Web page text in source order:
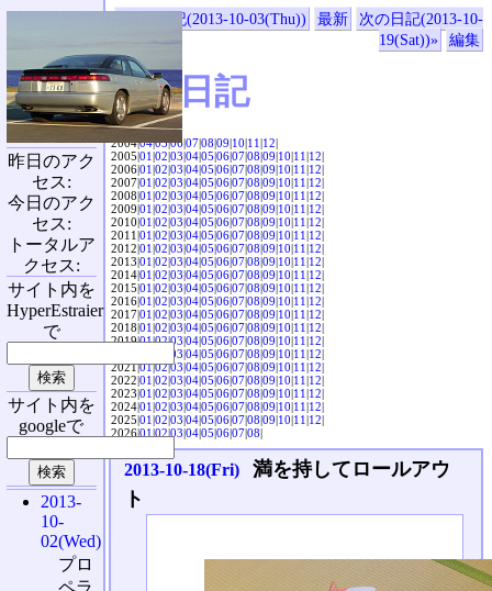
«前の日記(2013-10-03(Thu)) 最新
次の日記(2013-10-
19(Sat))»
編集
SVX日記
2004|04|05|06|07|08|09|10|11|12|
2005|01|02|03|04|05|06|07|08|09|10|11|12|
2006|01|02|03|04|05|06|07|08|09|10|11|12|
2007|01|02|03|04|05|06|07|08|09|10|11|12|
2008|01|02|03|04|05|06|07|08|09|10|11|12|
2009|01|02|03|04|05|06|07|08|09|10|11|12|
2010|01|02|03|04|05|06|07|08|09|10|11|12|
2011|01|02|03|04|05|06|07|08|09|10|11|12|
2012|01|02|03|04|05|06|07|08|09|10|11|12|
2013|01|02|03|04|05|06|07|08|09|10|11|12|
2014|01|02|03|04|05|06|07|08|09|10|11|12|
2015|01|02|03|04|05|06|07|08|09|10|11|12|
2016|01|02|03|04|05|06|07|08|09|10|11|12|
2017|01|02|03|04|05|06|07|08|09|10|11|12|
2018|01|02|03|04|05|06|07|08|09|10|11|12|
2019|01|02|03|04|05|06|07|08|09|10|11|12|
03|04|05|06|07|08|09|10|11|12|
2021|01|02|03|04|05|06|07|08|09|10|11|12|
2022|01|02|03|04|05|06|07|08|09|10|11|12|
2023|01|02|03|04|05|06|07|08|09|10|11|12|
2024|01|02|03|04|05|06|07|08|09|10|11|12|
2025|01|02|03|04|05|06|07|08|09|10|11|12|
2026|01|02|03|04|05|06|07|08|
2013-10-18(Fri)
満を持してロールアウ
ト
昨日のアク
セス:
今日のアク
セス:
トータルア
クセス:
サイト内を
HyperEstraier
で
サイト内を
googleで
2013-
10-
02(Wed)
プロ
ペラ